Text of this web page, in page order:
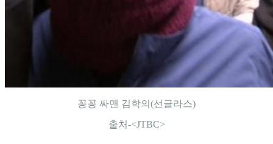
꽁꽁 싸맨 김학의(선글라스)
출처-<JTBC>